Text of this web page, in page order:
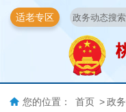
适老专区
您的位置： 首页 > 政